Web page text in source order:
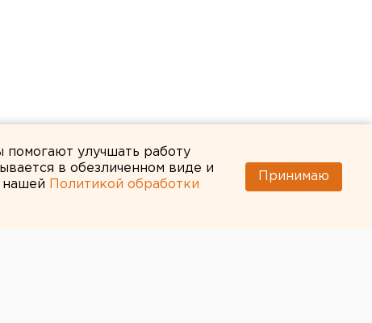
улучшать работу
в обезличенном виде и
нашей
Политикой обработки
Принимаю